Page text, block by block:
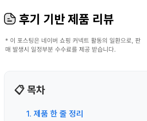
후기 기반 제품 리뷰
📋 목차
1. 제품 한 줄 정리